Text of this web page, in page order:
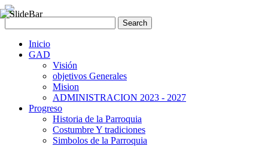
Inicio
GAD
Visión
objetivos Generales
Mision
ADMINISTRACION 2023 - 2027
Progreso
Historia de la Parroquia
Costumbre Y tradiciones
Simbolos de la Parroquia